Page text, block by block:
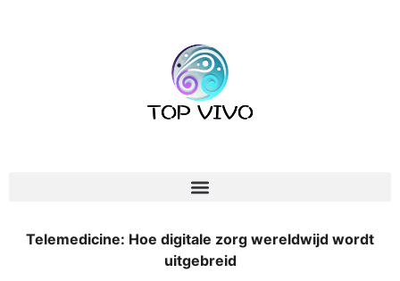
Telemedicine: Hoe digitale zorg wereldwijd wordt
uitgebreid